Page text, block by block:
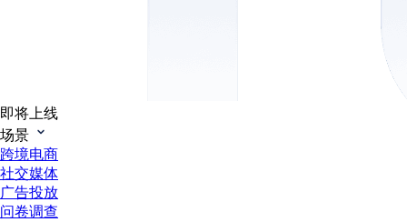
即将上线
场景
跨境电商
社交媒体
广告投放
问卷调查